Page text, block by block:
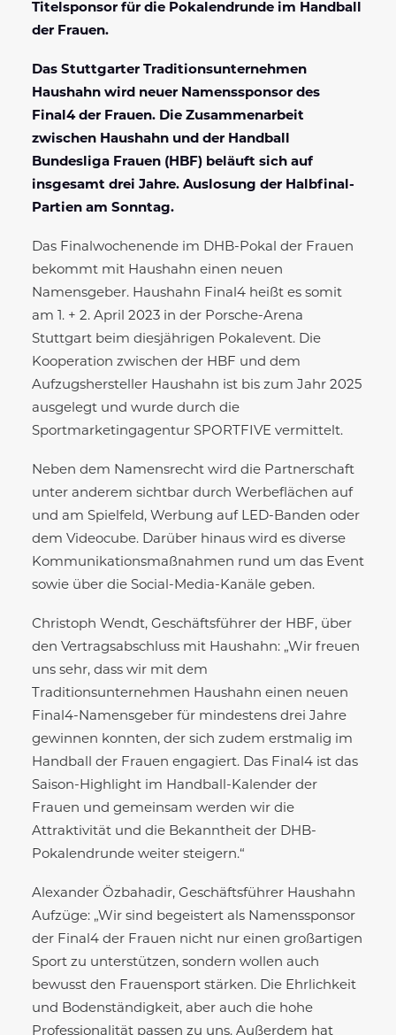
Titelsponsor für die Pokalendrunde im Handball
der Frauen.
Das Stuttgarter Traditionsunternehmen
Haushahn wird neuer Namenssponsor des
Final4 der Frauen. Die Zusammenarbeit
zwischen Haushahn und der Handball
Bundesliga Frauen (HBF) beläuft sich auf
insgesamt drei Jahre. Auslosung der Halbfinal-
Partien am Sonntag.
Das Finalwochenende im DHB-Pokal der Frauen
bekommt mit Haushahn einen neuen
Namensgeber. Haushahn Final4 heißt es somit
am 1. + 2. April 2023 in der Porsche-Arena
Stuttgart beim diesjährigen Pokalevent. Die
Kooperation zwischen der HBF und dem
Aufzugshersteller Haushahn ist bis zum Jahr 2025
ausgelegt und wurde durch die
Sportmarketingagentur SPORTFIVE vermittelt.
Neben dem Namensrecht wird die Partnerschaft
unter anderem sichtbar durch Werbeflächen auf
und am Spielfeld, Werbung auf LED-Banden oder
dem Videocube. Darüber hinaus wird es diverse
Kommunikationsmaßnahmen rund um das Event
sowie über die Social-Media-Kanäle geben.
Christoph Wendt, Geschäftsführer der HBF, über
den Vertragsabschluss mit Haushahn: „Wir freuen
uns sehr, dass wir mit dem
Traditionsunternehmen Haushahn einen neuen
Final4-Namensgeber für mindestens drei Jahre
gewinnen konnten, der sich zudem erstmalig im
Handball der Frauen engagiert. Das Final4 ist das
Saison-Highlight im Handball-Kalender der
Frauen und gemeinsam werden wir die
Attraktivität und die Bekanntheit der DHB-
Pokalendrunde weiter steigern.“
Alexander Özbahadir, Geschäftsführer Haushahn
Aufzüge: „Wir sind begeistert als Namenssponsor
der Final4 der Frauen nicht nur einen großartigen
Sport zu unterstützen, sondern wollen auch
bewusst den Frauensport stärken. Die Ehrlichkeit
und Bodenständigkeit, aber auch die hohe
Professionalität passen zu uns. Außerdem hat